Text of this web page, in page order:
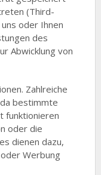
(Third-
oder Ihnen
des
Abwicklung von
Zahlreiche
bestimmte
funktionieren
oder die
dienen dazu,
Werbung